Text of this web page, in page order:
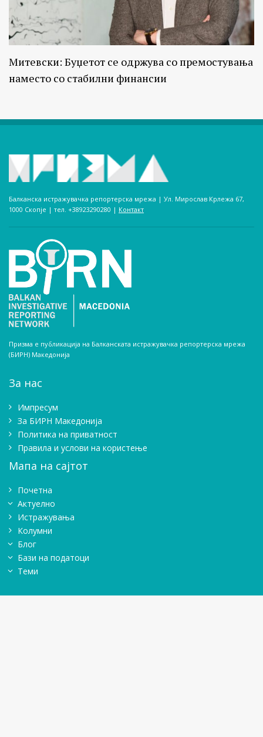
Митевски: Буџетот се одржува со премостувања
наместо со стабилни финансии
Балканска истражувачка репортерска мрежа | Ул. Мирослав Крлежа 67,
1000 Скопје | тел. +38923290280­ | Контакт
Призма е публикација на Балканската истражувачка репортерска мрежа
(БИРН) Македонија
За нас
Импресум
Зa БИРН Македонија
Политика на приватност
Правила и услови на користење
Мапа на сајтот
Почетна
Актуелно
Истражувањa
Колумни
Блог
Бази на податоци
Теми